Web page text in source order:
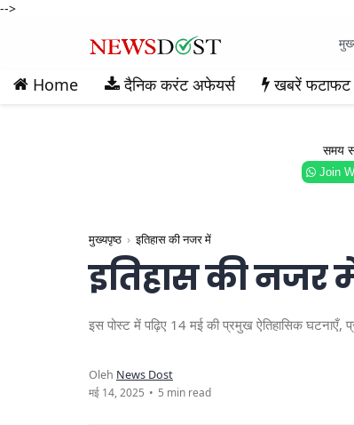
-->
Home दैनिक करंट अफेयर्स खबरें फटाफट
समय
Join
मुख्यपृष्ठ इतिहास की नजर में
इतिहास की नजर
इस पोस्ट में पढ़िए 14 मई की प्रमुख ऐतिहासिक घटनाएँ,
5 min read